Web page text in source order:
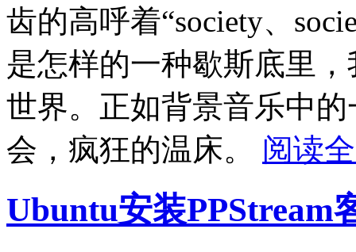
齿的高呼着“society、
是怎样的一种歇斯底里
世界。正如背景音乐中
会，疯狂的温床。 阅读
Ubuntu安装PPStream